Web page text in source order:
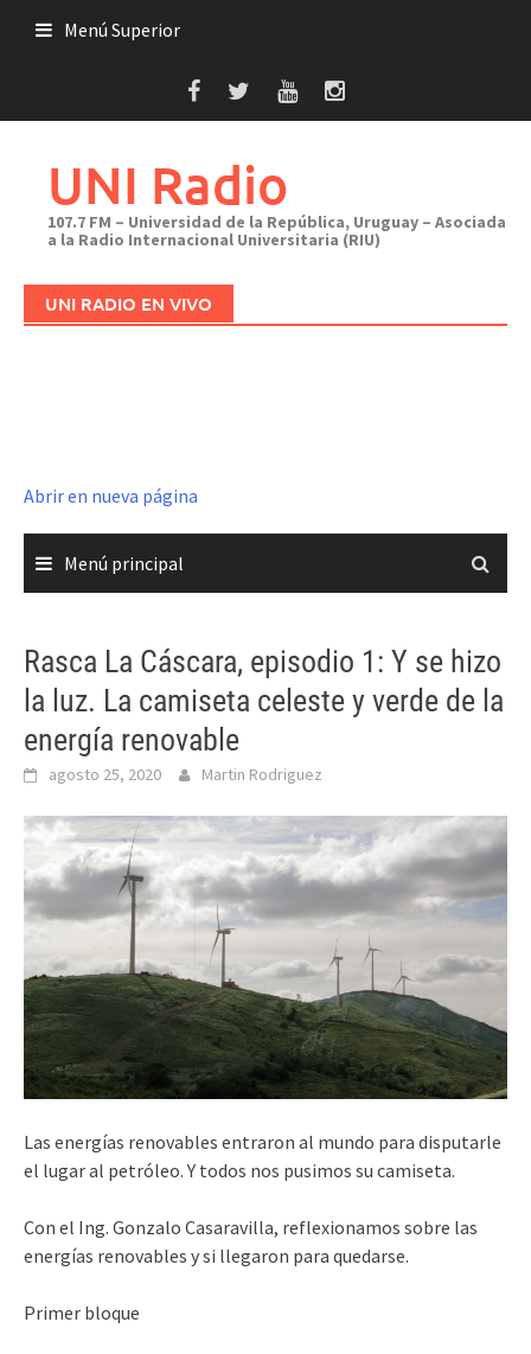
Menú Superior
UNI Radio
107.7 FM – Universidad de la República, Uruguay – Asociada
a la Radio Internacional Universitaria (RIU)
UNI RADIO EN VIVO
Abrir en nueva página
Menú principal
Rasca La Cáscara, episodio 1: Y se hizo
la luz. La camiseta celeste y verde de la
energía renovable
agosto 25, 2020 Martin Rodriguez
Las energías renovables entraron al mundo para disputarle
el lugar al petróleo. Y todos nos pusimos su camiseta.
Con el Ing. Gonzalo Casaravilla, reflexionamos sobre las
energías renovables y si llegaron para quedarse.
Primer bloque